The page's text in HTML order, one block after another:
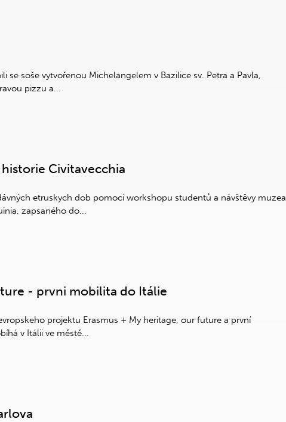
se soše vytvořenou Michelangelem v Bazilice sv. Petra a Pavla,
pizzu a...
historie Civitavecchia
etruskych dob pomocí workshopu studentů a návštěvy muzea
zapsaného do...
- prvni mobilita do Itálie
projektu Erasmus + My heritage, our future a první
v Itálii ve městě...